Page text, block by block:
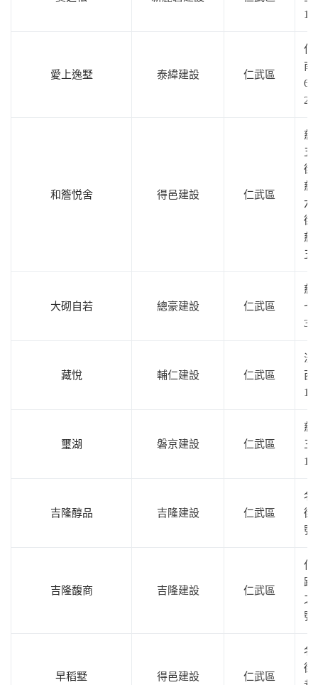
15
愛上逸墅 泰緯建設 仁武區
仁
南
61
23
和簷悦舍 得邑建設 仁武區
慈
五
街
慈
六
街
慈
五
大砌自若 總豪建設 仁武區
慈
七
32
藏悅 輔仁建設 仁武區
澄
西
璽湖 磐京建設 仁武區
慈
三
吉隆醇品 吉隆建設 仁武區
名
街
號
吉隆馥商 吉隆建設 仁武區
仁
路
之
號
早稻墅 得邑建設 仁武區
名
街